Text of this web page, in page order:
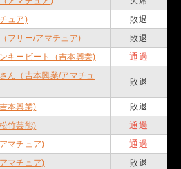
ュア)
敗退
フリー/アマチュア)
敗退
キービート（吉本興業) 通過
ん（吉本興業/アマチュ
敗退
本興業)
敗退
竹芸能) 通過
マチュア) 通過
マチュア)
敗退